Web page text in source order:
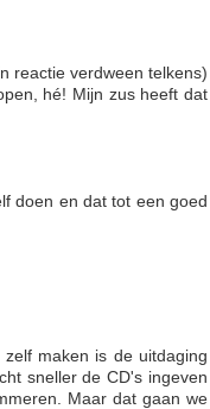
reactie verdween telkens)
hé! Mijn zus heeft dat
doen en dat tot een goed
maken is de uitdaging
sneller de CD's ingeven
Maar dat gaan we